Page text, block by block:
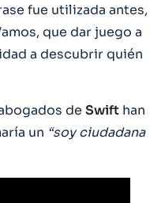
fue utilizada antes,
que dar juego a
a descubrir quién
de Swift han
un “soy ciudadana